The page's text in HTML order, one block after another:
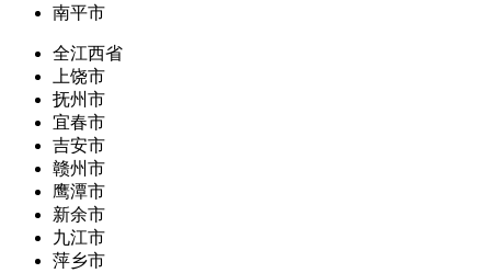
南平市
全江西省
上饶市
抚州市
宜春市
吉安市
赣州市
鹰潭市
新余市
九江市
萍乡市